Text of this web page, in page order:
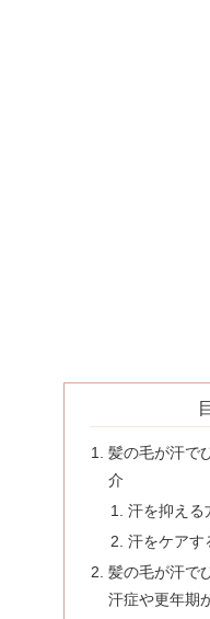
髪の毛が汗で
介
汗を抑える
汗をケアす
髪の毛が汗で
汗症や更年期